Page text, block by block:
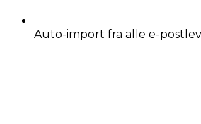
Auto-import fra alle e-